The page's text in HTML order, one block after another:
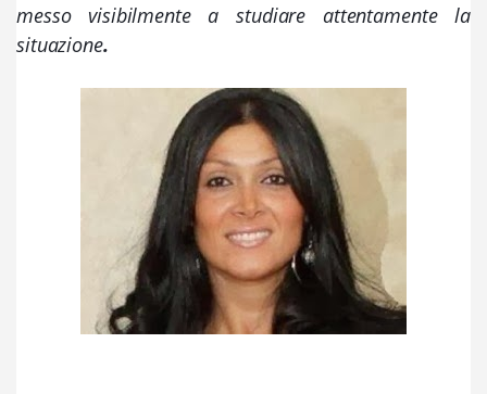
messo visibilmente a studiare attentamente la
situazione.